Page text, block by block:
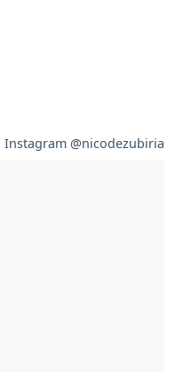
@nicodezubiria